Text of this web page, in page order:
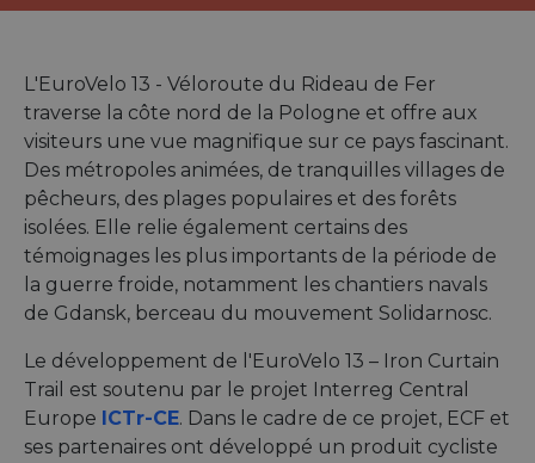
L'EuroVelo 13 - Véloroute du Rideau de Fer
traverse la côte nord de la Pologne et offre aux
visiteurs une vue magnifique sur ce pays fascinant.
Des métropoles animées, de tranquilles villages de
pêcheurs, des plages populaires et des forêts
isolées. Elle relie également certains des
témoignages les plus importants de la période de
la guerre froide, notamment les chantiers navals
de Gdansk, berceau du mouvement Solidarnosc.
Le développement de l'EuroVelo 13 – Iron Curtain
Trail est soutenu par le projet Interreg Central
Europe ICTr-CE. Dans le cadre de ce projet, ECF et
ses partenaires ont développé un produit cycliste